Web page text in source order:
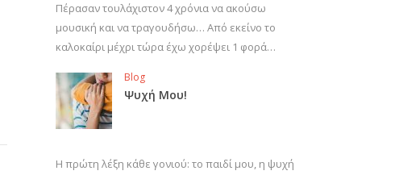
Πέρασαν τουλάχιστον 4 χρόνια να ακούσω
μουσική και να τραγουδήσω… Από εκείνο το
καλοκαίρι μέχρι τώρα έχω χορέψει 1 φορά…
Blog
Ψυχή Μου!
Η πρώτη λέξη κάθε γονιού: το παιδί μου, η ψυχή